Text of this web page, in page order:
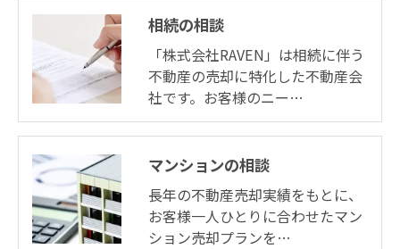
相続の相談
「株式会社RAVEN」は相続に伴う
不動産の売却に特化した不動産会
社です。お客様のニー…
マンションの相談
長年の不動産売却実績をもとに、
お客様一人ひとりに合わせたマン
ション売却プランを…